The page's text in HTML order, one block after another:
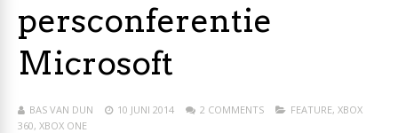
persconferentie
Microsoft
BAS VAN DUN 10 JUNI 2014 2 COMMENTS FEATURE, XBOX
360, XBOX ONE